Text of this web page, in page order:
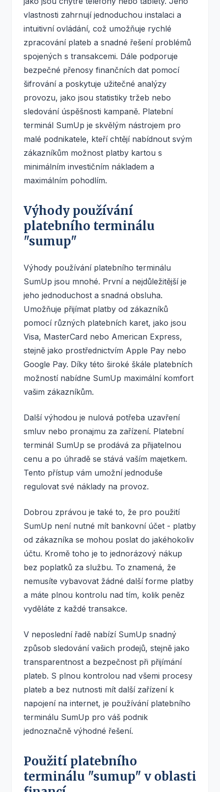
vlastnosti zahrnují jednoduchou instalaci a
intuitivní ovládání, což umožňuje rychlé
zpracování plateb a snadné řešení problémů
spojených s transakcemi. Dále podporuje
bezpečné přenosy finančních dat pomocí
šifrování a poskytuje užitečné analýzy
provozu, jako jsou statistiky tržeb nebo
sledování úspěšnosti kampaně. Platební
terminál SumUp je skvělým nástrojem pro
malé podnikatele, kteří chtějí nabídnout svým
zákazníkům možnost platby kartou s
minimálním investičním nákladem a
maximálním pohodlím.
Výhody používání
platebního terminálu
"sumup"
Výhody používání platebního terminálu
SumUp jsou mnohé. První a nejdůležitější je
jeho jednoduchost a snadná obsluha.
Umožňuje přijímat platby od zákazníků
pomocí různých platebních karet, jako jsou
Visa, MasterCard nebo American Express,
stejně jako prostřednictvím Apple Pay nebo
Google Pay. Díky této široké škále platebních
možností nabídne SumUp maximální komfort
vašim zákazníkům.
Další výhodou je nulová potřeba uzavření
smluv nebo pronajmu za zařízení. Platební
terminál SumUp se prodává za přijatelnou
cenu a po úhradě se stává vaším majetkem.
Tento přístup vám umožní jednoduše
regulovat své náklady na provoz.
Dobrou zprávou je také to, že pro použití
SumUp není nutné mít bankovní účet - platby
od zákazníka se mohou poslat do jakéhokoliv
účtu. Kromě toho je to jednorázový nákup
bez poplatků za službu. To znamená, že
nemusíte vybavovat žádné další forme platby
a máte plnou kontrolu nad tím, kolik peněz
vyděláte z každé transakce.
V neposlední řadě nabízí SumUp snadný
způsob sledování vašich prodejů, stejně jako
transparentnost a bezpečnost při přijímání
plateb. S plnou kontrolou nad všemi procesy
plateb a bez nutnosti mít další zařízení k
napojení na internet, je používání platebního
terminálu SumUp pro váš podnik
jednoznačně výhodné řešení.
Použití platebního
terminálu "sumup" v oblasti